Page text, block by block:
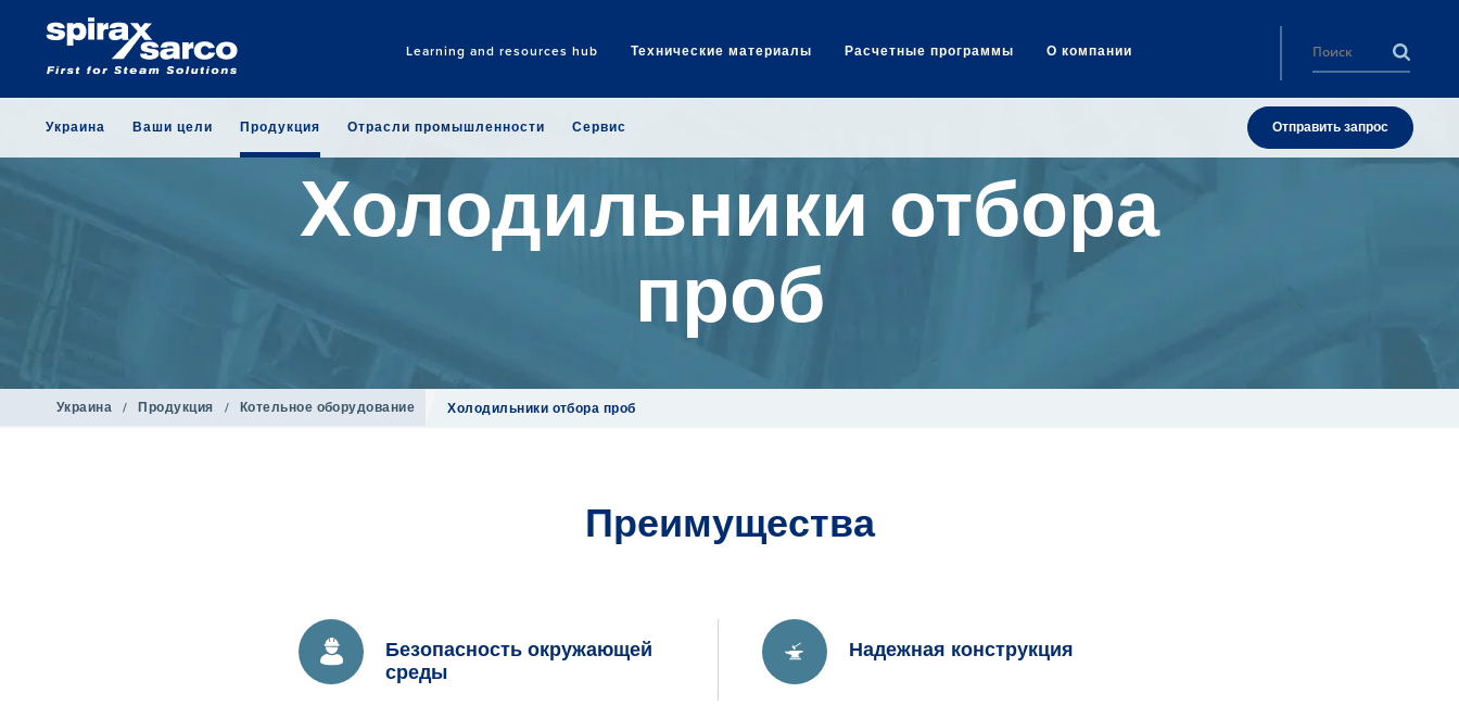
Learning and resources hub Технические материалы Расчетные программы О компании
Search
Украина Ваши цели Продукция Отрасли промышленности Сервис Отправить запрос
Холодильники отбора
проб
Украина / Продукция / Котельное оборудование Холодильники отбора проб
Преимущества
Безопасность окружающей
среды
Надежная конструкция